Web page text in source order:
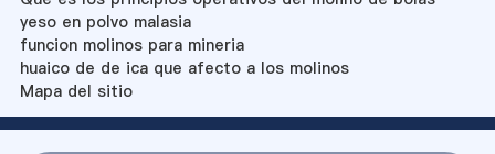
yeso en polvo malasia
funcion molinos para mineria
huaico de de ica que afecto a los molinos
Mapa del sitio